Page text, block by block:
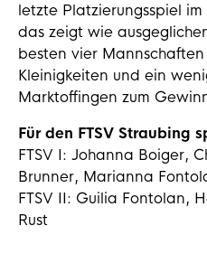
letzte Platzierungsspiel
das zeigt wie
besten vier
Kleinigkeiten und ein
Marktoffingen zum
Für den FTSV Straubing
FTSV I: Johanna Boiger,
Brunner, Marianna
FTSV II: Guilia Fontolan,
Rust